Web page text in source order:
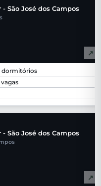
São José dos Campos
↗
dormitórios
vagas
São José dos Campos
↗